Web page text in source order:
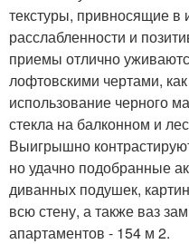
текстуры, привносящие в
расслабленности и
приемы отлично
лофтовскими чертами,
использование черного
стекла на балконном и
Выигрышно
но удачно подобранные
диванных подушек,
всю стену, а также ваз
апартаментов - 154 м 2.